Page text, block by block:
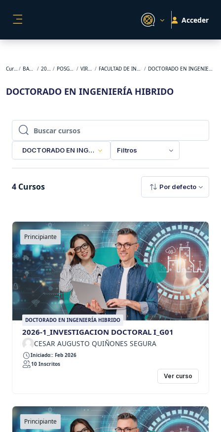
Acceder
Cursos BACKUP 2026-1 POSGRADO VIRTUAL FACULTAD DE INGENIERÍA DOCTORADO EN INGENIERÍA HIBRIDO
DOCTORADO EN INGENIERÍA HIBRIDO
Buscar cursos
Buscar cursos
DOCTORADO EN INGENIERÍA HIBRIDO
Filtros
4 Cursos Por defecto
Principiante
DOCTORADO EN INGENIERÍA HIBRIDO
2026-1_INVESTIGACION DOCTORAL I_G01
CESAR AUGUSTO QUIÑONES SEGURA
Iniciado:: Feb 2026
10 Inscritos
Ver curso
Principiante